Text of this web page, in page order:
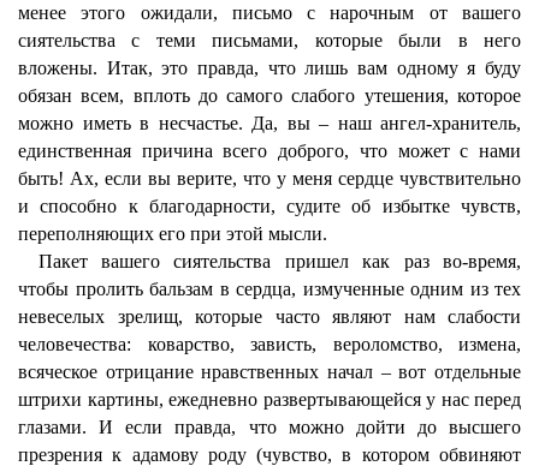
менее этого ожидали, письмо с нарочным от вашего
сиятельства с теми письмами, которые были в него
вложены. Итак, это правда, что лишь вам одному я буду
обязан всем, вплоть до самого слабого утешения, которое
можно иметь в несчастье. Да, вы – наш ангел-хранитель,
единственная причина всего доброго, что может с нами
быть! Ах, если вы верите, что у меня сердце чувствительно
и способно к благодарности, судите об избытке чувств,
переполняющих его при этой мысли.
Пакет вашего сиятельства пришел как раз во-время,
чтобы пролить бальзам в сердца, измученные одним из тех
невеселых зрелищ, которые часто являют нам слабости
человечества: коварство, зависть, вероломство, измена,
всяческое отрицание нравственных начал – вот отдельные
штрихи картины, ежедневно развертывающейся у нас перед
глазами. И если правда, что можно дойти до высшего
презрения к адамову роду (чувство, в котором обвиняют